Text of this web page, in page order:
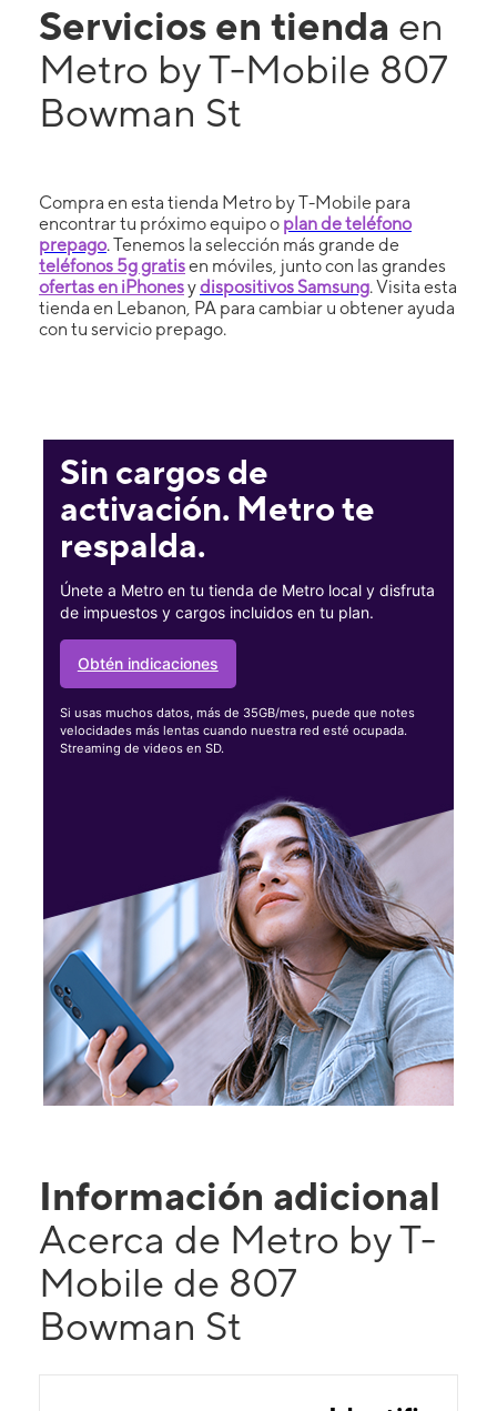
Servicios en tienda en
Metro by T-Mobile 807
Bowman St
Compra en esta tienda Metro by T-Mobile para
encontrar tu próximo equipo o plan de teléfono
prepago. Tenemos la selección más grande de
teléfonos 5g gratisen móviles, junto con las grandes
ofertas en iPhonesydispositivos Samsung. Visita esta
tienda en Lebanon, PA para cambiar u obtener ayuda
con tu servicio prepago.
Sin cargos de
activación. Metro te
respalda.
Únete a Metro en tu tienda de Metro local y disfruta
de impuestos y cargos incluidos en tu plan.
Obtén indicaciones
Si usas muchos datos, más de 35GB/mes, puede que notes
velocidades más lentas cuando nuestra red esté ocupada.
Streaming de videos en SD.
Información adicional
Acerca de Metro by T-
Mobile de 807
Bowman St